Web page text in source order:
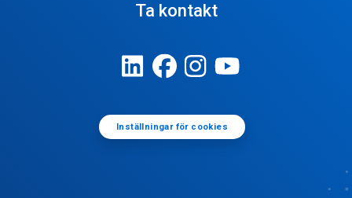
Ta kontakt
Inställningar för cookies